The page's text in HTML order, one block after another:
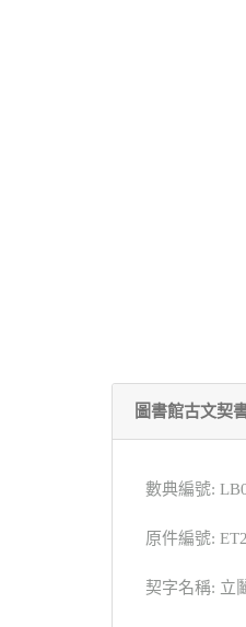
圖書館古文契
數典編號:
原件編號:
契字名稱: 立